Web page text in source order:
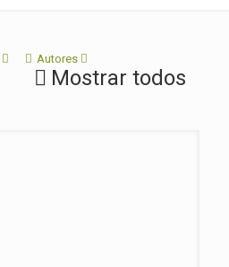
Autores
Mostrar todos